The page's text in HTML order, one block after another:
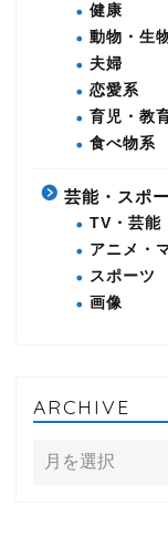
健康
動物・生
夫婦
恋愛系
育児・教
食べ物系
芸能・スポ
TV・芸能
アニメ・
スポーツ
画像
ARCHIVE